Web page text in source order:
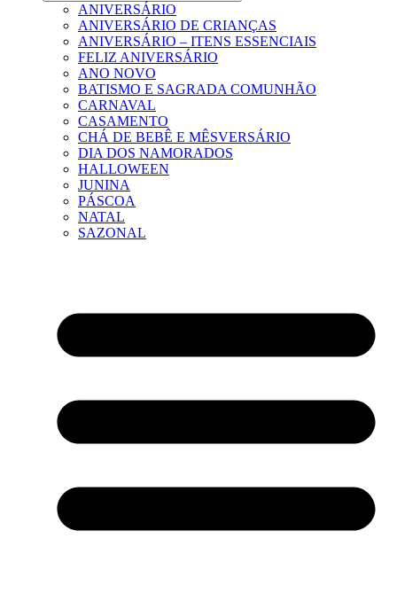
ANIVERSÁRIO
ANIVERSÁRIO DE CRIANÇAS
ANIVERSÁRIO – ITENS ESSENCIAIS
FELIZ ANIVERSÁRIO
ANO NOVO
BATISMO E SAGRADA COMUNHÃO
CARNAVAL
CASAMENTO
CHÁ DE BEBÊ E MÊSVERSÁRIO
DIA DOS NAMORADOS
HALLOWEEN
JUNINA
PÁSCOA
NATAL
SAZONAL